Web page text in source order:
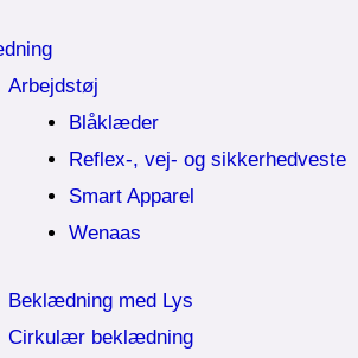
Arbejdstøj
Blåklæder
Reflex-, vej- og sikkerhedveste
Smart Apparel
Wenaas
Beklædning med Lys
Cirkulær beklædning